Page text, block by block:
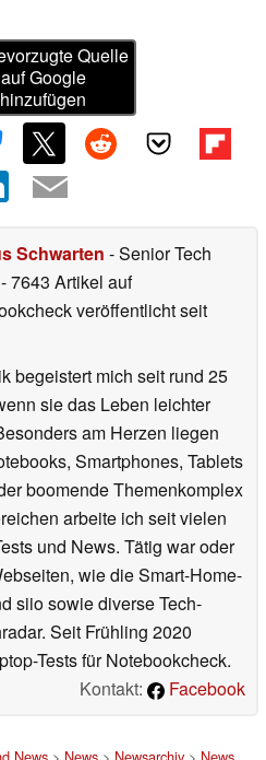
Quelle
auf Google
hinzufügen
Schwarten - Senior Tech
- 7643 Artikel auf
veröffentlichtseit
begeistert mich seit rund 25
sie das Leben leichter
am Herzen liegen
Smartphones, Tablets
boomende Themenkomplex
arbeite ich seit vielen
und News. Tätig war oder
wie die Smart-Home-
siio sowie diverse Tech-
Seit Frühling 2020
Tests für Notebookcheck.
Kontakt:
Facebook